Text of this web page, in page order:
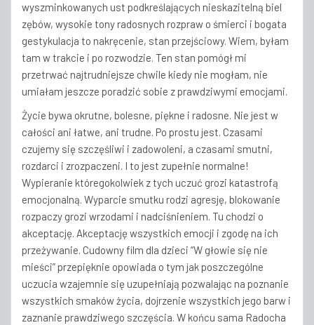
wyszminkowanych ust podkreślających nieskazitelną biel
zębów, wysokie tony radosnych rozpraw o śmierci i bogata
gestykulacja to nakręcenie, stan przejściowy. Wiem, byłam
tam w trakcie i po rozwodzie. Ten stan pomógł mi
przetrwać najtrudniejsze chwile kiedy nie mogłam, nie
umiałam jeszcze poradzić sobie z prawdziwymi emocjami.
Życie bywa okrutne, bolesne, piękne i radosne. Nie jest w
całości ani łatwe, ani trudne. Po prostu jest. Czasami
czujemy się szczęśliwi i zadowoleni, a czasami smutni,
rozdarci i zrozpaczeni. I to jest zupełnie normalne!
Wypieranie któregokolwiek z tych uczuć grozi katastrofą
emocjonalną. Wyparcie smutku rodzi agresję, blokowanie
rozpaczy grozi wrzodami i nadciśnieniem. Tu chodzi o
akceptację. Akceptację wszystkich emocji i zgodę na ich
przeżywanie. Cudowny film dla dzieci “W głowie się nie
mieści” przepięknie opowiada o tym jak poszczególne
uczucia wzajemnie się uzupełniają pozwalając na poznanie
wszystkich smaków życia, dojrzenie wszystkich jego barw i
zaznanie prawdziwego szczęścia. W końcu sama Radocha